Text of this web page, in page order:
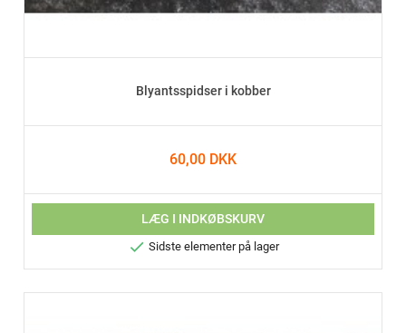
Blyantsspidser i kobber
60,00 DKK
LÆG I INDKØBSKURV
 Sidste elementer på lager